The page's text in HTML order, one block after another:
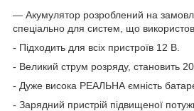
— Акумулятор розроблений на
спеціально для систем, що
- Підходить для всіх пристроїв 12 В.
- Великий струм розряду, становить
- Дуже висока РЕАЛЬНА ємність
- Зарядний пристрій підвищеної